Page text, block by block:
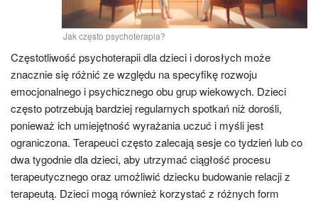
Jak często psychoterapia?
Częstotliwość psychoterapii dla dzieci i dorosłych może
znacznie się różnić ze względu na specyfikę rozwoju
emocjonalnego i psychicznego obu grup wiekowych. Dzieci
często potrzebują bardziej regularnych spotkań niż dorośli,
ponieważ ich umiejętność wyrażania uczuć i myśli jest
ograniczona. Terapeuci często zalecają sesje co tydzień lub co
dwa tygodnie dla dzieci, aby utrzymać ciągłość procesu
terapeutycznego oraz umożliwić dziecku budowanie relacji z
terapeutą. Dzieci mogą również korzystać z różnych form